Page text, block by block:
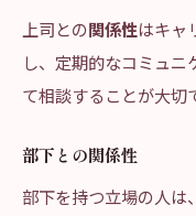
上司との関係性はキャ
し、定期的なコミュ
て相談することが大切
部下との関係性
部下を持つ立場の人は、